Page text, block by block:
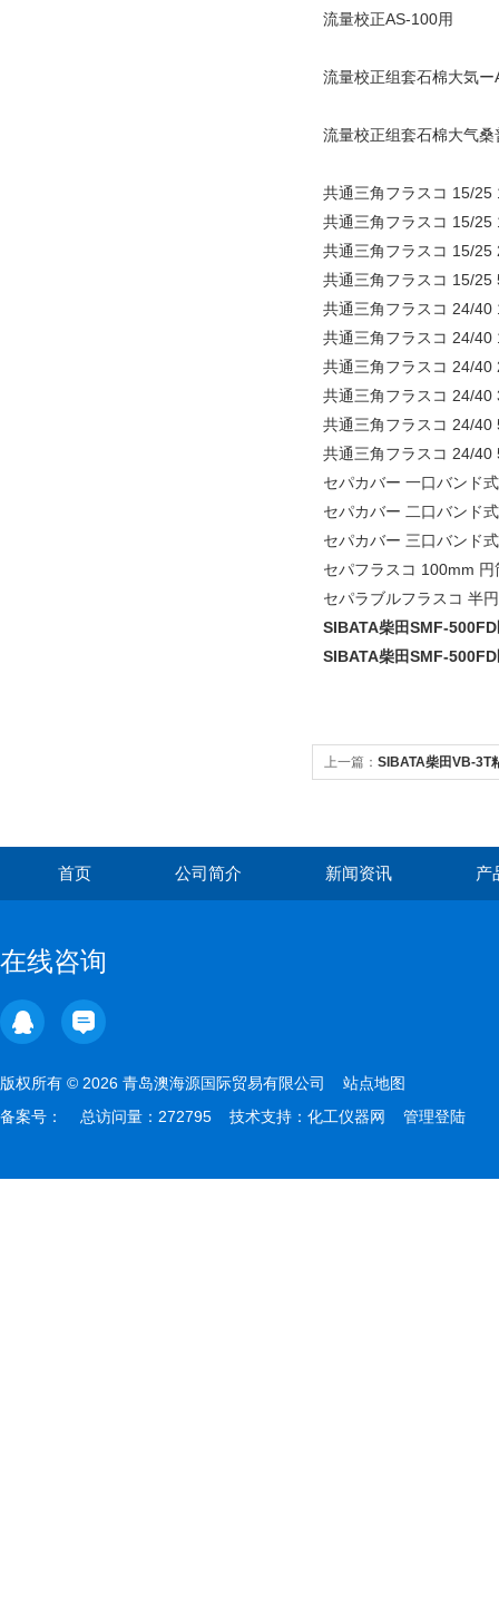
流量校正AS-100用
流量校正组套石棉大気
流量校正组套石棉大气
共通三角フラスコ 15/25
共通三角フラスコ 15/25
共通三角フラスコ 15/25
共通三角フラスコ 15/25
共通三角フラスコ 24/40
共通三角フラスコ 24/40
共通三角フラスコ 24/40
共通三角フラスコ 24/40
共通三角フラスコ 24/40
共通三角フラスコ 24/40
セパカバー 一口バンド
セパカバー 二口バンド
セパカバー 三口バンド
セパフラスコ 100mm 円
セパラブルフラスコ 半
SIBATA柴田SMF-
SIBATA柴田SMF-
上一篇： SIBATA柴田VB-3T
首页 公司简介 新闻资讯 产
在线咨询
版权所有 © 2026 青岛澳海源国际贸易有限公司 站点地图
备案号：
总访问量：272795 技术支持： 化工仪器网 管理登陆